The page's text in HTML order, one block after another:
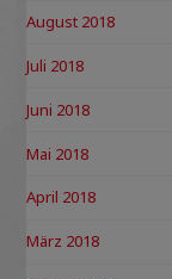
August 2018
Juli 2018
Juni 2018
Mai 2018
April 2018
März 2018